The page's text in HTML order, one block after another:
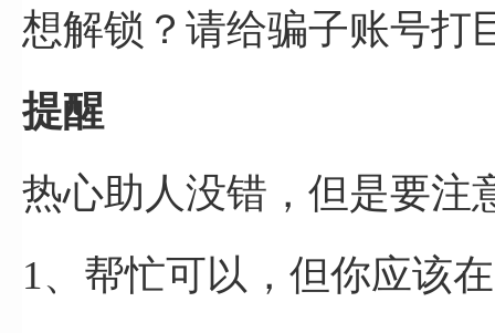
想解锁？请给骗子账号打
提醒
热心助人没错，但是要注
1、帮忙可以，但你应该